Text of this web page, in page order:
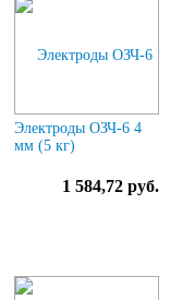
Электроды ОЗЧ-6 4
мм (5 кг)
1 584,72 руб.